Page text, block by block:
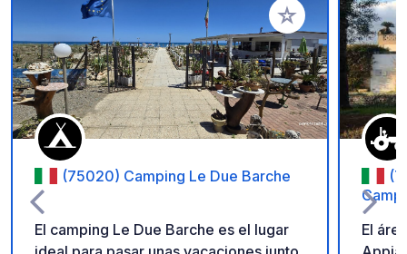
Añadir a tus
(75020) Camping Le Due Barche
El camping Le Due Barche es el lugar
El